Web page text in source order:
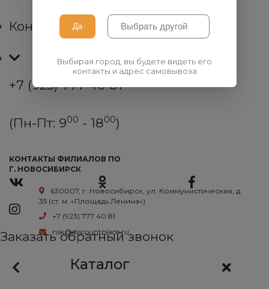
Контакты
+7 (923) 777 40 81
(Пн-Пт: 900 - 1800)
КОНТАКТЫ ФИЛИАЛОВ ПО
Г. НОВОСИБИРСК
630007, г. Новосибирск, ул. Коммунистическая, д.
35 (ст. м. «Площадь Ленина»)
+7 (923) 777 40 81
nsk@discountplace.ru
Заказать обратный звонок
Каталог
Выбирая город, вы будете видеть его
контакты и адрес самовывоза